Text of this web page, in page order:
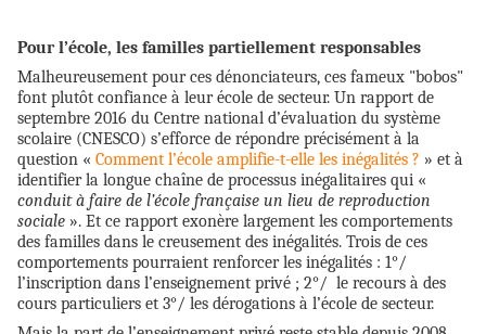
Pour l’école, les familles partiellement responsables
Malheureusement pour ces dénonciateurs, ces fameux "bobos"
font plutôt confiance à leur école de secteur. Un rapport de
septembre 2016 du Centre national d’évaluation du système
scolaire (CNESCO) s’efforce de répondre précisément à la
question « Comment l’école amplifie-t-elle les inégalités ? » et à
identifier la longue chaîne de processus inégalitaires qui «
conduit à faire de l’école française un lieu de reproduction
sociale ». Et ce rapport exonère largement les comportements
des familles dans le creusement des inégalités. Trois de ces
comportements pourraient renforcer les inégalités : 1°/
l’inscription dans l’enseignement privé ; 2°/ le recours à des
cours particuliers et 3°/ les dérogations à l’école de secteur.